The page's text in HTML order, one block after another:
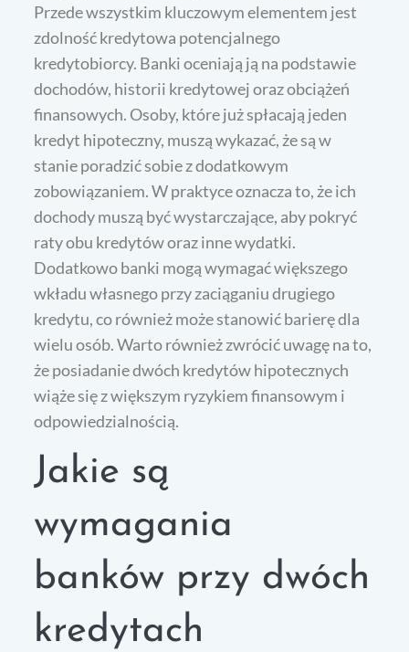
Przede wszystkim kluczowym elementem jest
zdolność kredytowa potencjalnego
kredytobiorcy. Banki oceniają ją na podstawie
dochodów, historii kredytowej oraz obciążeń
finansowych. Osoby, które już spłacają jeden
kredyt hipoteczny, muszą wykazać, że są w
stanie poradzić sobie z dodatkowym
zobowiązaniem. W praktyce oznacza to, że ich
dochody muszą być wystarczające, aby pokryć
raty obu kredytów oraz inne wydatki.
Dodatkowo banki mogą wymagać większego
wkładu własnego przy zaciąganiu drugiego
kredytu, co również może stanowić barierę dla
wielu osób. Warto również zwrócić uwagę na to,
że posiadanie dwóch kredytów hipotecznych
wiąże się z większym ryzykiem finansowym i
odpowiedzialnością.
Jakie są
wymagania
banków przy dwóch
kredytach